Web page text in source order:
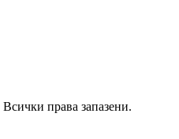
Всички права запазени.